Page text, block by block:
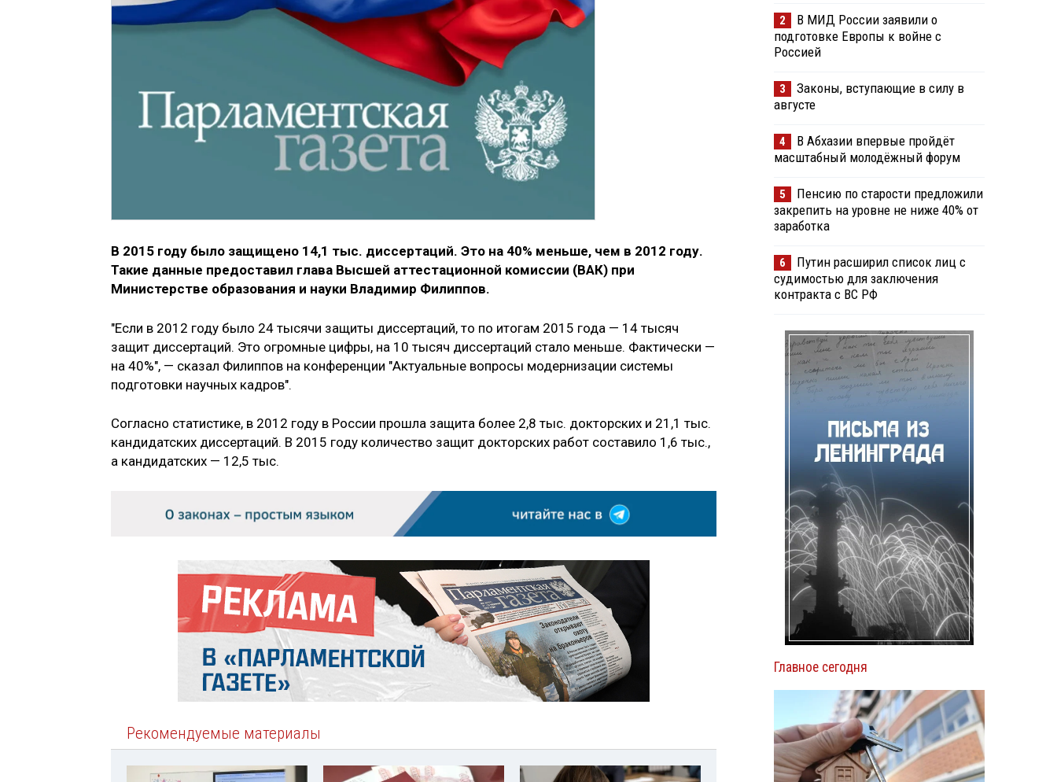
В 2015 году было защищено 14,1 тыс. диссертаций. Это на 40% меньше, чем в 2012 году.
Такие данные предоставил глава Высшей аттестационной комиссии (ВАК) при
Министерстве образования и науки Владимир Филиппов.
"Если в 2012 году было 24 тысячи защиты диссертаций, то по итогам 2015 года — 14 тысяч
защит диссертаций. Это огромные цифры, на 10 тысяч диссертаций стало меньше. Фактически —
на 40%", — сказал Филиппов на конференции "Актуальные вопросы модернизации системы
подготовки научных кадров".
Согласно статистике, в 2012 году в России прошла защита более 2,8 тыс. докторских и 21,1 тыс.
кандидатских диссертаций. В 2015 году количество защит докторских работ составило 1,6 тыс.,
а кандидатских — 12,5 тыс.
Рекомендуемые материалы
2
В МИД России заявили о
подготовке Европы к войне с
Россией
3
Законы, вступающие в силу в
августе
4
В Абхазии впервые пройдёт
масштабный молодёжный форум
5
Пенсию по старости предложили
закрепить на уровне не ниже 40% от
заработка
6
Путин расширил список лиц с
судимостью для заключения
контракта с ВС РФ
Главное сегодня